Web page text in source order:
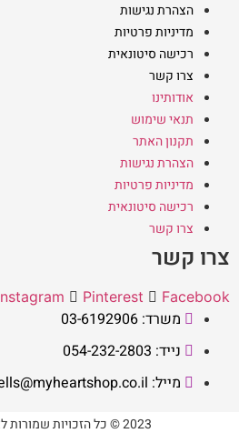
הצהרת נגישות
מדיניות פרטיות
רכישה סיטונאית
צרו קשר
אודותינו
תנאי שימוש
תקנון האתר
הצהרת נגישות
מדיניות פרטיות
רכישה סיטונאית
צרו קשר
צרו קשר
Instagram Pinterest Facebook
משרד: 03-6192906
נייד: 054-232-2803
מייל: sells@myheartshop.co.il
2023 © כל הזכויות שמורות לאתר MyHeART